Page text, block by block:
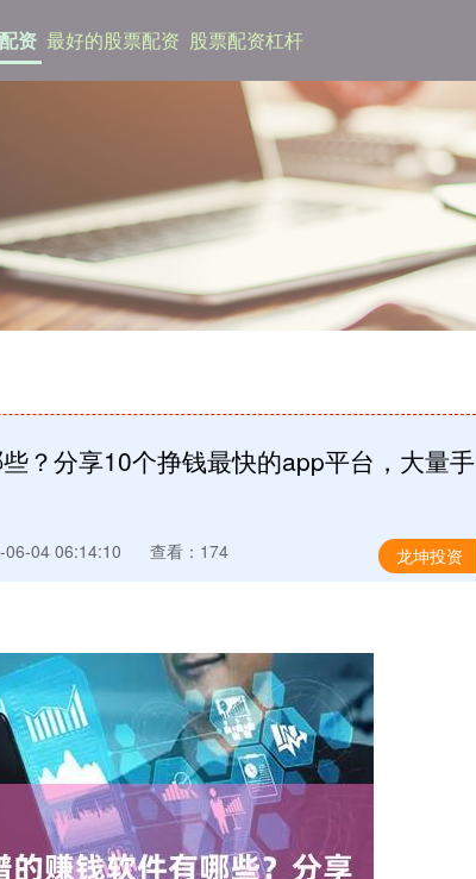
资 最好的股票配资 股票配资杠杆
？分享10个挣钱最快的app平台，大量手
龙坤投资
06-04 06:14:10 查看：174